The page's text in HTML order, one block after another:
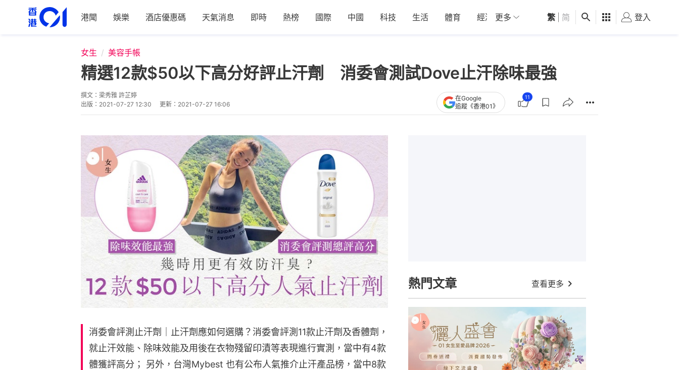
港聞 娛樂 酒店優惠碼 天氣消息 即時 熱榜 國際 中國 科技 生活 體育 經濟 01深圳 觀點 健康 好食玩飛
更多 繁 简 登入
女生 美容手帳
精選12款$50以下高分好評止汗劑 消委會測試Dove止汗除味最強
撰文： 梁秀雅 許芷婷
出版： 2021-07-27 12:30 更新： 2021-07-27 16:06
在Google
追蹤《香港01》
11
消委會評測止汗劑｜止汗劑應如何選購？消委會評測11款止汗劑及香體劑，
就止汗效能、除味效能及用後在衣物殘留印漬等表現進行實測，當中有4款
體獲評高分； 另外，台灣Mybest 也有公布人氣推介止汗產品榜，當中8款
熱門文章 查看更多